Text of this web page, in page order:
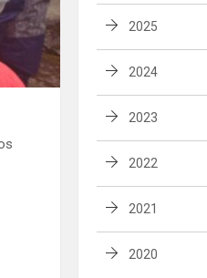
2025
2024
2023
2022
2021
2020